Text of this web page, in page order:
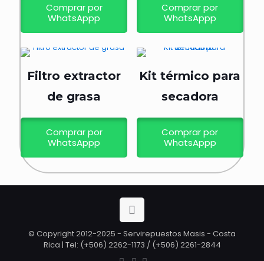
Comprar por
WhatsAppp
Comprar por
WhatsAppp
Filtro extractor
de grasa
Comprar por
WhatsAppp
Kit térmico para
secadora
Comprar por
WhatsAppp
© Copyright 2012-2025 - Servirepuestos Masis - Costa
Rica | Tel: (+506) 2262-1173 / (+506) 2261-2844